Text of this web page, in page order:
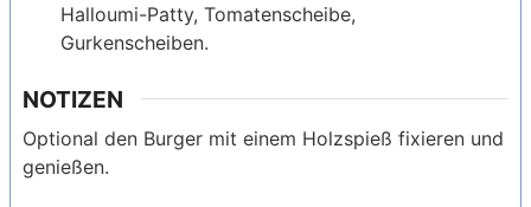
Halloumi-Patty, Tomatenscheibe,
Gurkenscheiben.
NOTIZEN
Optional den Burger mit einem Holzspieß fixieren und
genießen.